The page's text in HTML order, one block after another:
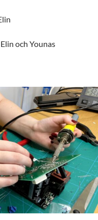
och Younas